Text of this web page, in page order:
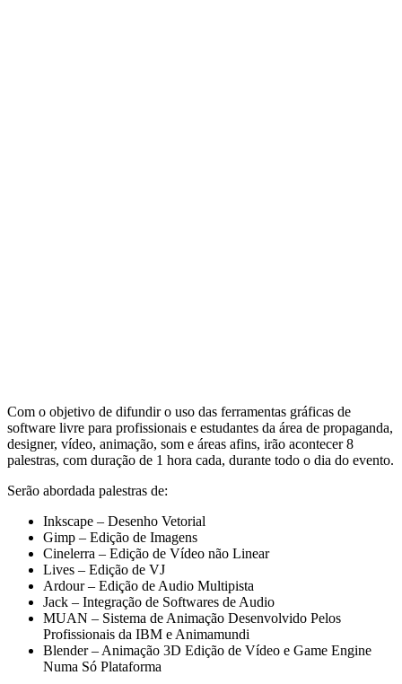
Com o objetivo de difundir o uso das ferramentas gráficas de
software livre para profissionais e estudantes da área de propaganda,
designer, vídeo, animação, som e áreas afins, irão acontecer 8
palestras, com duração de 1 hora cada, durante todo o dia do evento.
Serão abordada palestras de:
Inkscape – Desenho Vetorial
Gimp – Edição de Imagens
Cinelerra – Edição de Vídeo não Linear
Lives – Edição de VJ
Ardour – Edição de Audio Multipista
Jack – Integração de Softwares de Audio
MUAN – Sistema de Animação Desenvolvido Pelos
Profissionais da IBM e Animamundi
Blender – Animação 3D Edição de Vídeo e Game Engine
Numa Só Plataforma